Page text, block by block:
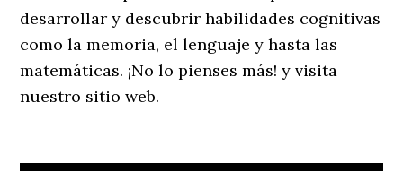
desarrollar y descubrir habilidades cognitivas
como la memoria, el lenguaje y hasta las
matemáticas. ¡No lo pienses más! y visita
nuestro sitio web.